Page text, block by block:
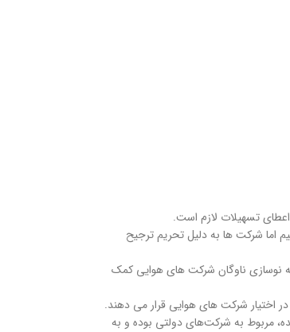
تسهیلات لازم است.
اما شرکت ها به دلیل تحریم ترجیح
به نوسازی ناوگان شرکت های هوایی کمک
اختیار شرکت های هوایی قرار می دهند.
مربوط به شرکت‌های دولتی بوده و به